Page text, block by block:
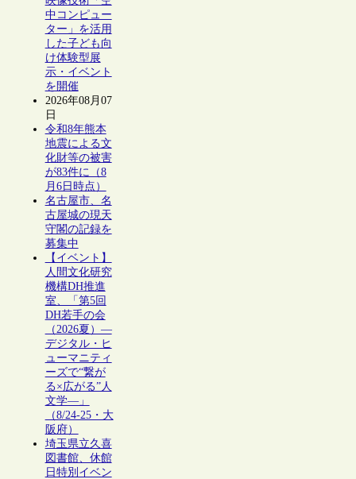
中コンピュー
ター」を活用
した子ども向
け体験型展
示・イベント
を開催
2026年08月07
日
令和8年熊本
地震による文
化財等の被害
が83件に（8
月6日時点）
名古屋市、名
古屋城の現天
守閣の記録を
募集中
【イベント】
人間文化研究
機構DH推進
室、「第5回
DH若手の会
（2026夏）―
デジタル・ヒ
ューマニティ
ーズで“繋が
る×広がる”人
文学―」
（8/24-25・大
阪府）
埼玉県立久喜
図書館、休館
日特別イベン